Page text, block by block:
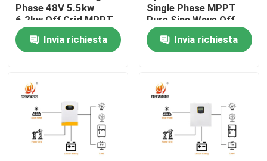
Controllo della qualità
Contattaci
Chiedi un preventivo
azionamento variabile di frequenza del vfd
Phase 48V 5.5kw
6.2kw Off Grid MPPT
Pure Sine Wave With
Lithium Battery
Activation
Invia richiesta
Single Phase MPPT
Pure Sine Wave Off
Grid Solar Inverter
Fast 10ms Transfer
Time
Invia richiesta